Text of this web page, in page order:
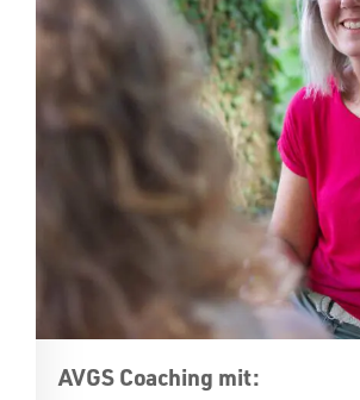
AVGS Coaching mit: